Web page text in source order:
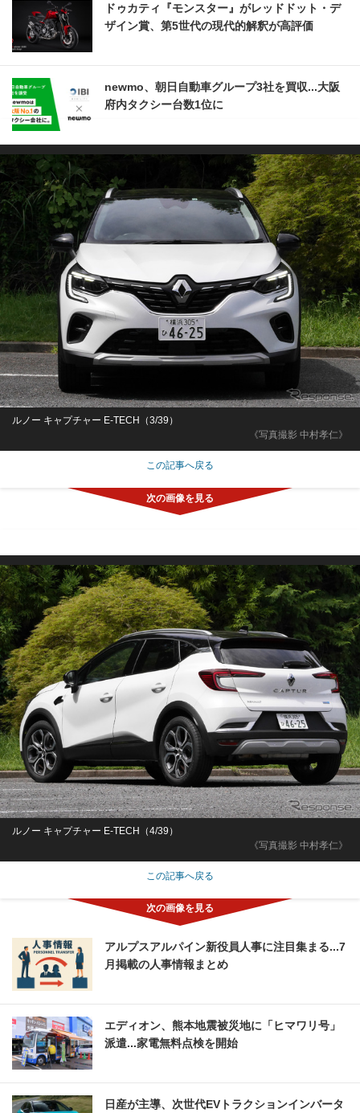
ドゥカティ『モンスター』がレッドドット・デ
ザイン賞、第5世代の現代的解釈が高評価
newmo、朝日自動車グループ3社を買収...大阪
府内タクシー台数1位に
《写真撮影 中村孝仁》
ルノー キャプチャー E-TECH（3/39）
この記事へ戻る
《写真撮影 中村孝仁》
ルノー キャプチャー E-TECH（4/39）
この記事へ戻る
アルプスアルパイン新役員人事に注目集まる...7
月掲載の人事情報まとめ
エディオン、熊本地震被災地に「ヒマワリ号」
派遣...家電無料点検を開始
日産が主導、次世代EVトラクションインバータ